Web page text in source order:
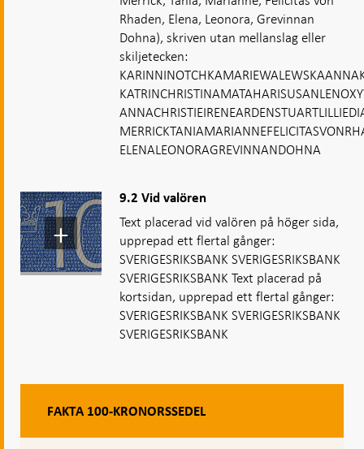
Rhaden, Elena, Leonora, Grevinnan
Dohna), skriven utan mellanslag eller
skiljetecken:
ELENALEONORAGREVINNANDOHNA
9.2 Vid valören
Text placerad vid valören på höger sida,
upprepad ett flertal gånger:
SVERIGESRIKSBANK SVERIGESRIKSBANK
SVERIGESRIKSBANK Text placerad på
kortsidan, upprepad ett flertal gånger:
SVERIGESRIKSBANK SVERIGESRIKSBANK
SVERIGESRIKSBANK
FAKTA 100-KRONORSSEDEL